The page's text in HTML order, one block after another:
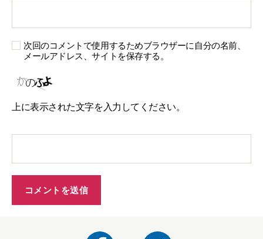
次回のコメントで使用するためブラウザーに自分の名前、
メールアドレス、サイトを保存する。
上に表示された文字を入力してください。